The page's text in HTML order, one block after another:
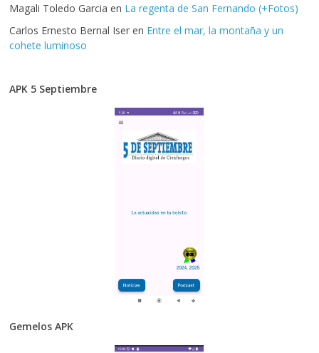
Magali Toledo Garcia en La regenta de San Fernando (+Fotos)
Carlos Ernesto Bernal Iser en Entre el mar, la montaña y un
cohete luminoso
APK 5 Septiembre
Gemelos APK